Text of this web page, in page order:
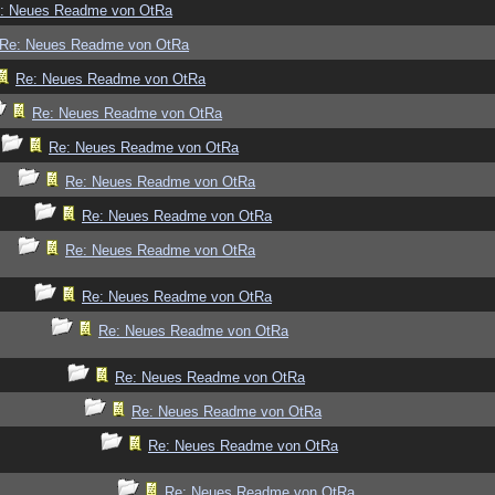
Neues Readme von OtRa
Re: Neues Readme von OtRa
Re: Neues Readme von OtRa
Re: Neues Readme von OtRa
Re: Neues Readme von OtRa
Re: Neues Readme von OtRa
Re: Neues Readme von OtRa
Re: Neues Readme von OtRa
Re: Neues Readme von OtRa
Re: Neues Readme von OtRa
Re: Neues Readme von OtRa
Re: Neues Readme von OtRa
Re: Neues Readme von OtRa